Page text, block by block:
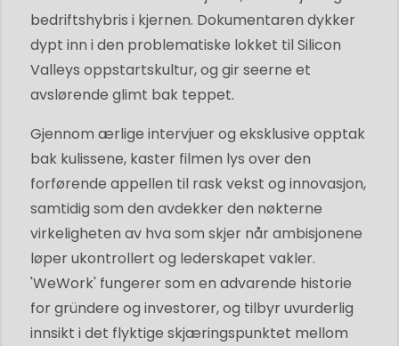
bedriftshybris i kjernen. Dokumentaren dykker
dypt inn i den problematiske lokket til Silicon
Valleys oppstartskultur, og gir seerne et
avslørende glimt bak teppet.
Gjennom ærlige intervjuer og eksklusive opptak
bak kulissene, kaster filmen lys over den
forførende appellen til rask vekst og innovasjon,
samtidig som den avdekker den nøkterne
virkeligheten av hva som skjer når ambisjonene
løper ukontrollert og lederskapet vakler.
'WeWork' fungerer som en advarende historie
for gründere og investorer, og tilbyr uvurderlig
innsikt i det flyktige skjæringspunktet mellom